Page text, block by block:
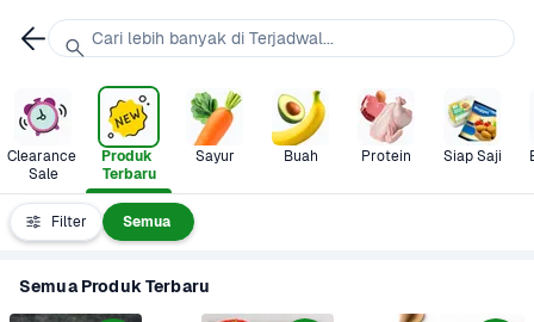
Clearance
Sale
Produk
Terbaru
Sayur Buah Protein Siap Saji
Filter Semua
Semua Produk Terbaru
Cari lebih banyak di Terjadwal...